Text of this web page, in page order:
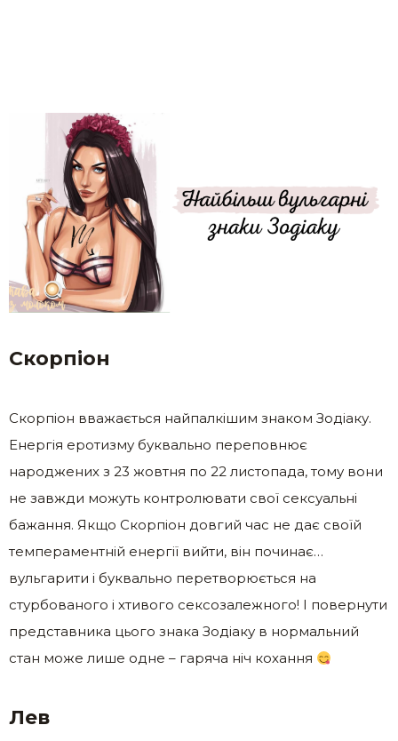
Скорпіон
Скорпіон вважається найпалкішим знаком Зодіаку.
Енергія еротизму буквально переповнює
народжених з 23 жовтня по 22 листопада, тому вони
не завжди можуть контролювати свої сексуальні
бажання. Якщо Скорпіон довгий час не дає своїй
темпераментній енергії вийти, він починає…
вульгарити і буквально перетворюється на
стурбованого і хтивого сексозалежного! І повернути
представника цього знака Зодіаку в нормальний
стан може лише одне – гаряча ніч кохання
Лев